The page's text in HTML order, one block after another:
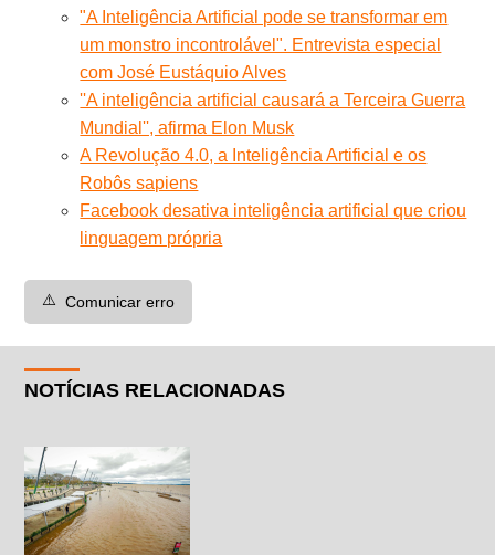
"A Inteligência Artificial pode se transformar em
um monstro incontrolável". Entrevista especial
com José Eustáquio Alves
''A inteligência artificial causará a Terceira Guerra
Mundial'', afirma Elon Musk
A Revolução 4.0, a Inteligência Artificial e os
Robôs sapiens
Facebook desativa inteligência artificial que criou
linguagem própria
⚠️ Comunicar erro
NOTÍCIAS RELACIONADAS